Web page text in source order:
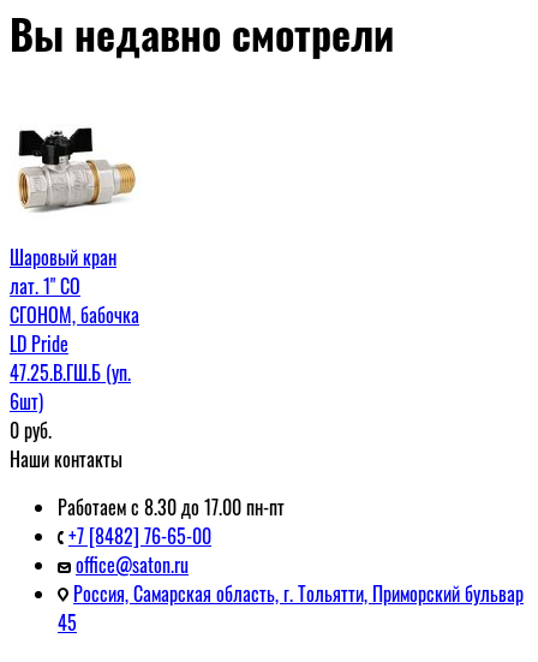
Вы недавно смотрели
Шаровый кран
лат. 1" СО
СГОНОМ, бабочка
LD Pride
47.25.В.ГШ.Б (уп.
6шт)
0руб.
Наши контакты
Работаем с 8.30 до 17.00 пн-пт
+7 [8482] 76-65-00
office@saton.ru
Россия, Самарская область, г. Тольятти, Приморский бульвар
45